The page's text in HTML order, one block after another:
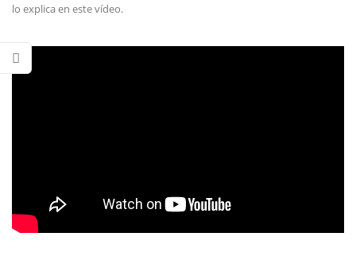
lo explica en este vídeo.